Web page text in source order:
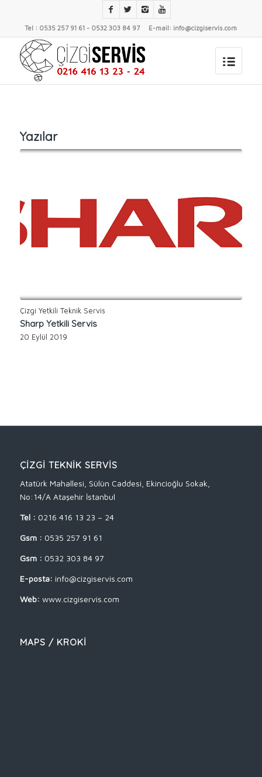
Tel : 0535 257 91 61 - 0532 303 84 97 E-mail: info@cizgiservis.com
Yazılar
Çizgi Yetkili Teknik Servis
Sharp Yetkili Servis
20 Eylül 2019
ÇİZGİ TEKNİK SERVİS
Atatürk Mahallesi, Sülün Caddesi, Ekincioğlu Sokak,
No:14/A Ataşehir İstanbul
Tel : 0216 416 13 23 – 24
Gsm : 0535 257 91 61
Gsm : 0532 303 84 97
E-posta: info@cizgiservis.com
Web: www.cizgiservis.com
MAPS / KROKİ